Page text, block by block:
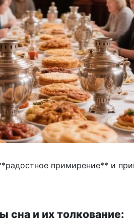
примирение** и
сна и их толкование: